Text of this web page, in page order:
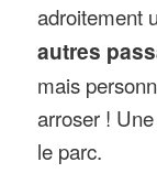
adroitement
autres
mais
arroser !
le parc.